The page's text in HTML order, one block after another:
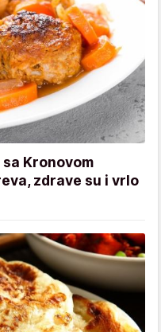
Kronovom
zdrave su i vrlo